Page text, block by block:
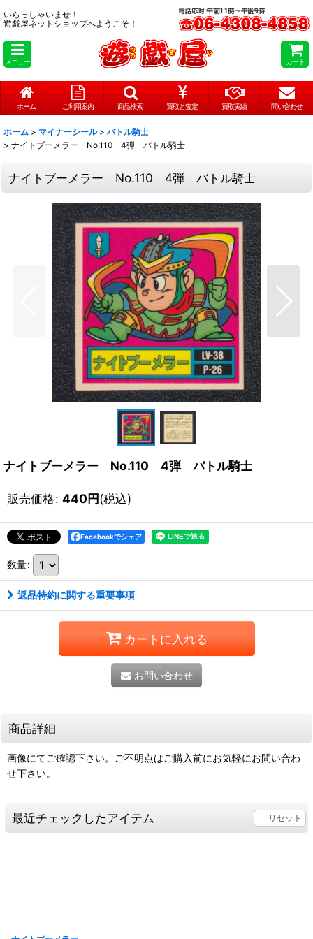
いらっしゃいませ！
遊戯屋ネットショップへようこそ！
メニュー カート
ホーム ご利用案内 商品検索 買取と査定 買取実績 問い合わせ
ホーム > マイナーシール > バトル騎士
> ナイトブーメラー No.110 4弾 バトル騎士
ナイトブーメラー No.110 4弾 バトル騎士
ナイトブーメラー No.110 4弾 バトル騎士
販売価格: 440円(税込)
Facebookでシェア
数量:
返品特約に関する重要事項
カートに入れる
お問い合わせ
商品詳細
画像にてご確認下さい。ご不明点はご購入前にお気軽にお問い合わ
せ下さい。
最近チェックしたアイテム リセット